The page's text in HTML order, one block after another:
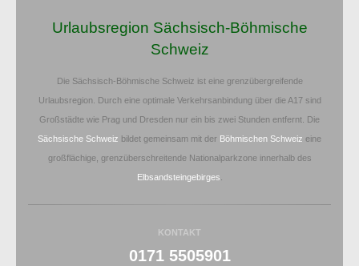
Urlaubsregion Sächsisch-Böhmische
Schweiz
Die Sächsisch-Böhmische Schweiz ist eine grenzübergreifende
Urlaubsregion. Durch eine optimale Verkehrsanbindung über die A17 sind
Großstädte wie Prag und Dresden nur ein bis zwei Stunden entfernt. Die
Sächsische Schweiz bildet gemeinsam mit der Böhmischen Schweiz eine
großflächige, grenzüberschreitende Nationalparkzone innerhalb des
Elbsandsteingebirges
KONTAKT
0171 5505901